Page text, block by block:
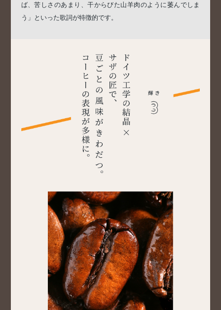
ば、苦しさのあまり、干からびた山羊肉のように萎んでしま
う」といった歌詞が特徴的です。